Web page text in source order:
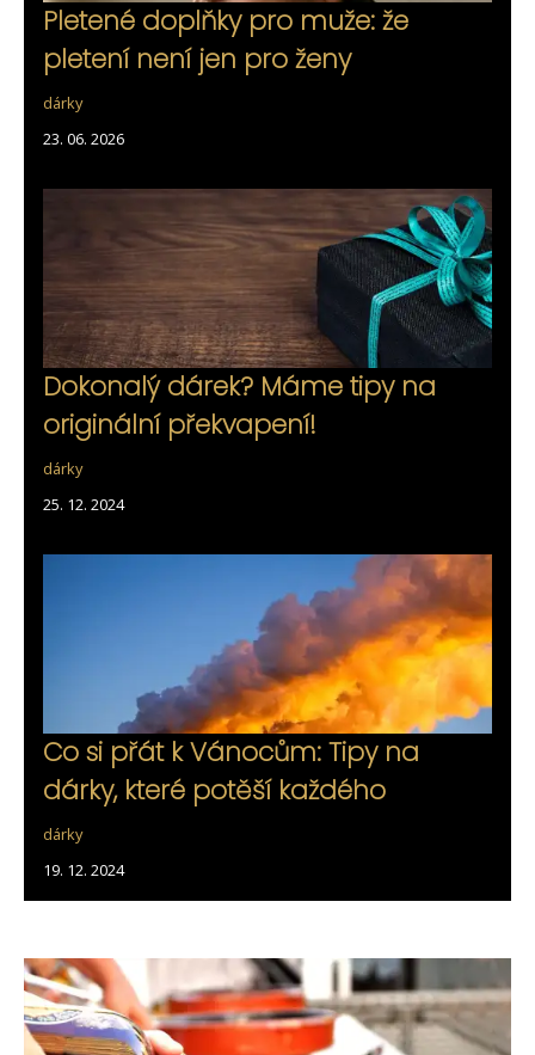
Pletené doplňky pro muže: že
pletení není jen pro ženy
dárky
23. 06. 2026
Dokonalý dárek? Máme tipy na
originální překvapení!
dárky
25. 12. 2024
Co si přát k Vánocům: Tipy na
dárky, které potěší každého
dárky
19. 12. 2024